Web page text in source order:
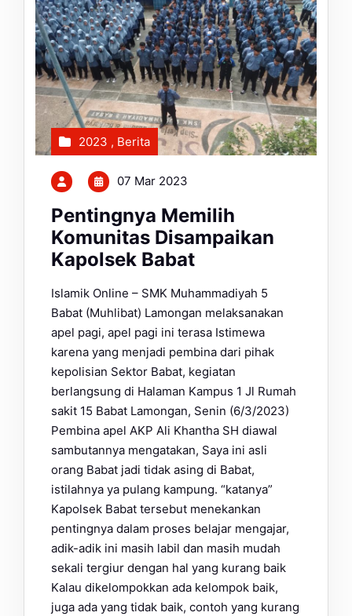
2023 , Berita
07 Mar 2023
Pentingnya Memilih
Komunitas Disampaikan
Kapolsek Babat
Islamik Online – SMK Muhammadiyah 5
Babat (Muhlibat) Lamongan melaksanakan
apel pagi, apel pagi ini terasa Istimewa
karena yang menjadi pembina dari pihak
kepolisian Sektor Babat, kegiatan
berlangsung di Halaman Kampus 1 Jl Rumah
sakit 15 Babat Lamongan, Senin (6/3/2023)
Pembina apel AKP Ali Khantha SH diawal
sambutannya mengatakan, Saya ini asli
orang Babat jadi tidak asing di Babat,
istilahnya ya pulang kampung. “katanya”
Kapolsek Babat tersebut menekankan
pentingnya dalam proses belajar mengajar,
adik-adik ini masih labil dan masih mudah
sekali tergiur dengan hal yang kurang baik
Kalau dikelompokkan ada kelompok baik,
juga ada yang tidak baik, contoh yang kurang